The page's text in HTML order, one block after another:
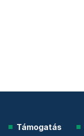
Támogatás